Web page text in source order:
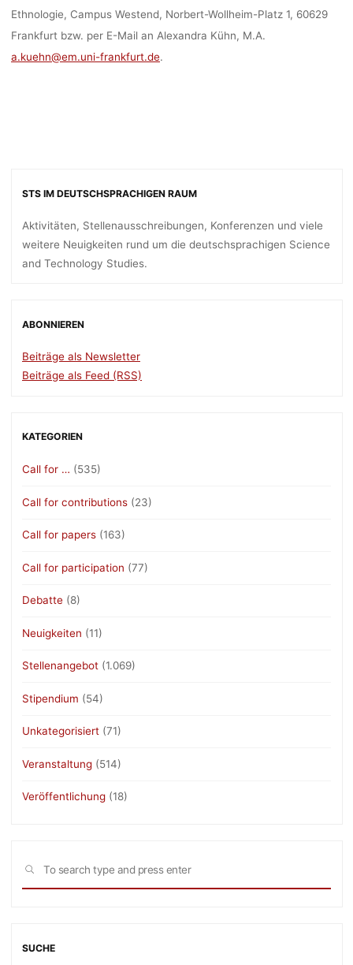
Ethnologie, Campus Westend, Norbert-Wollheim-Platz 1, 60629
Frankfurt bzw. per E-Mail an Alexandra Kühn, M.A.
a.kuehn@em.uni-frankfurt.de.
STS IM DEUTSCHSPRACHIGEN RAUM
Aktivitäten, Stellenausschreibungen, Konferenzen und viele
weitere Neuigkeiten rund um die deutschsprachigen Science
and Technology Studies.
ABONNIEREN
Beiträge als Newsletter
Beiträge als Feed (RSS)
KATEGORIEN
Call for … (535)
Call for contributions (23)
Call for papers (163)
Call for participation (77)
Debatte (8)
Neuigkeiten (11)
Stellenangebot (1.069)
Stipendium (54)
Unkategorisiert (71)
Veranstaltung (514)
Veröffentlichung (18)
SEARCH
SUCHE